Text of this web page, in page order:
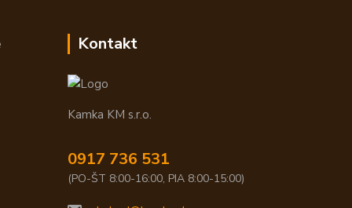
Kontakt
Kamka KM s.r.o.
0917 736 531
(PO-ŠT 8:00-16:00, PIA 8:00-15:00)